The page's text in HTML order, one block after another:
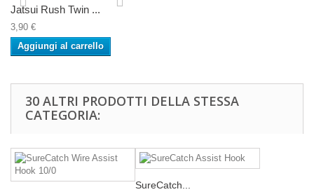
Jatsui Rush Twin ...
3,90 €
Aggiungi al carrello
30 ALTRI PRODOTTI DELLA STESSA
CATEGORIA:
SureCatch...